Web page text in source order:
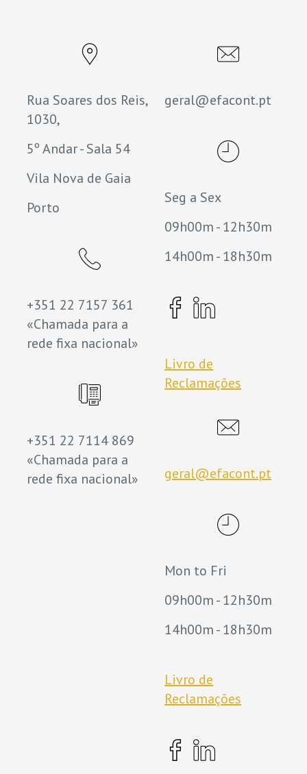
Rua Soares dos Reis,
1030,
5º Andar - Sala 54
Vila Nova de Gaia
Porto
+351 22 7157 361
«Chamada para a
rede fixa nacional»
+351 22 7114 869
«Chamada para a
rede fixa nacional»
geral@efacont.pt
Seg a Sex
09h00m - 12h30m
14h00m - 18h30m
Livro de
Reclamações
geral@efacont.pt
Mon to Fri
09h00m - 12h30m
14h00m - 18h30m
Livro de
Reclamações